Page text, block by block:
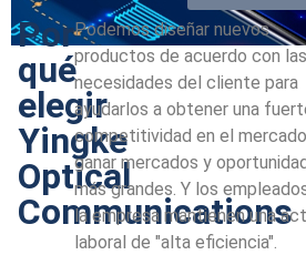
Por
qué
elegir
Yingke
Optical
Communications
Podemos diseñar nuevos
productos de acuerdo con las
necesidades del cliente para
ayudarlos a obtener una
competitividad en el
ganar mercados y
más grandes. Y los
la empresa mantienen una
laboral de "alta eficiencia".